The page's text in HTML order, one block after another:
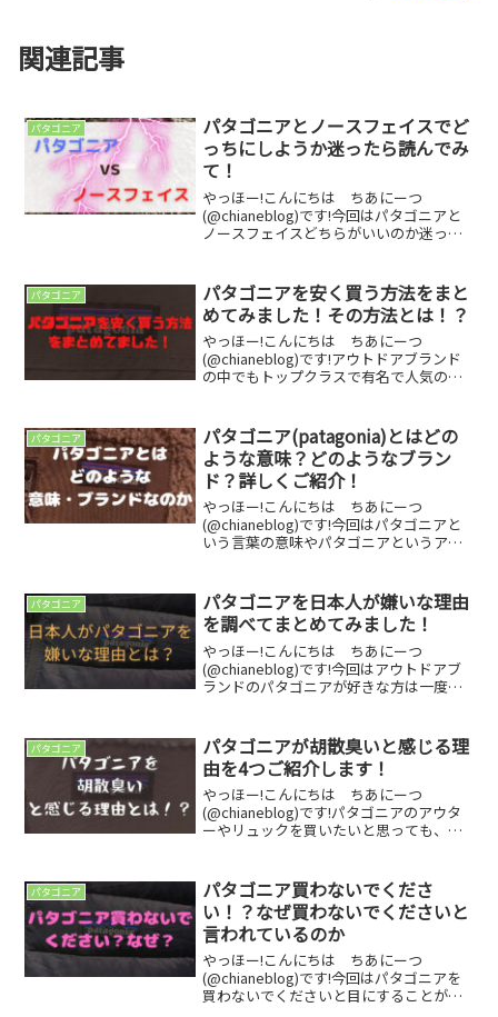
関連記事
パタゴニア
パタゴニアとノースフェイスでど
っちにしようか迷ったら読んでみ
て！
やっほー!こんにちは ちあにーつ
(@chianeblog)です!今回はパタゴニアと
ノースフェイスどちらがいいのか迷って
点についてご紹介します！読み終わる頃
には自分は「パ...
パタゴニア
パタゴニアを安く買う方法をまと
めてみました！その方法とは！？
やっほー!こんにちは ちあにーつ
(@chianeblog)です!アウトドアブランド
の中でもトップクラスで有名で人気のあ
した！※この記事では個人輸入など難し
い方法での安く...
パタゴニア
パタゴニア(patagonia)とはどの
ような意味？どのようなブラン
ド？詳しくご紹介！
やっほー!こんにちは ちあにーつ
(@chianeblog)です!今回はパタゴニアと
いう言葉の意味やパタゴニアというアウ
す！パタゴニアがカッコいいなって思っ
ている方がもしこ...
パタゴニア
パタゴニアを日本人が嫌いな理由
を調べてまとめてみました！
やっほー!こんにちは ちあにーつ
(@chianeblog)です!今回はアウトドアブ
ランドのパタゴニアが好きな方は一度は
ので、その内容についてご紹介します！
パタゴニアと言...
パタゴニア
パタゴニアが胡散臭いと感じる理
由を4つご紹介します！
やっほー!こんにちは ちあにーつ
(@chianeblog)です!パタゴニアのアウタ
ーやリュックを買いたいと思っても、な
すよね。そこで今回は、パタゴニアが胡
散臭いと感じる...
パタゴニア
パタゴニア買わないでくださ
い！？なぜ買わないでくださいと
言われているのか
やっほー!こんにちは ちあにーつ
(@chianeblog)です!今回はパタゴニアを
買わないでくださいと目にすることがた